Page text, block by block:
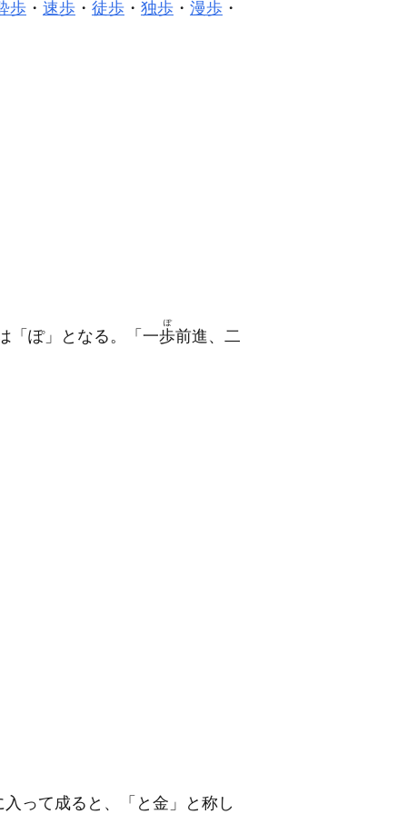
歩 ・ 速歩 ・ 徒歩 ・ 独歩 ・ 漫歩 ・
「ぽ」となる。「一歩
ぽ
前進、二
って成ると、「と金」と称し